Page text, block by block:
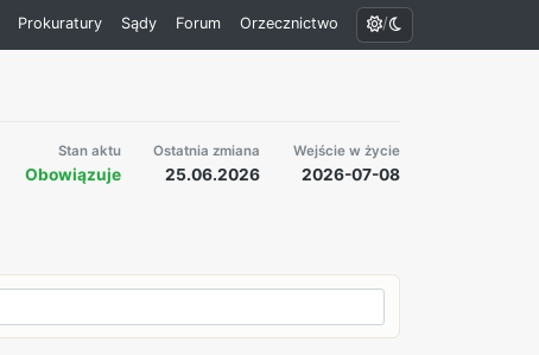
Prokuratury Sądy Forum Orzecznictwo /
Stan aktu
Obowiązuje
Ostatnia zmiana
25.06.2026
Wejście w życie
2026-07-08